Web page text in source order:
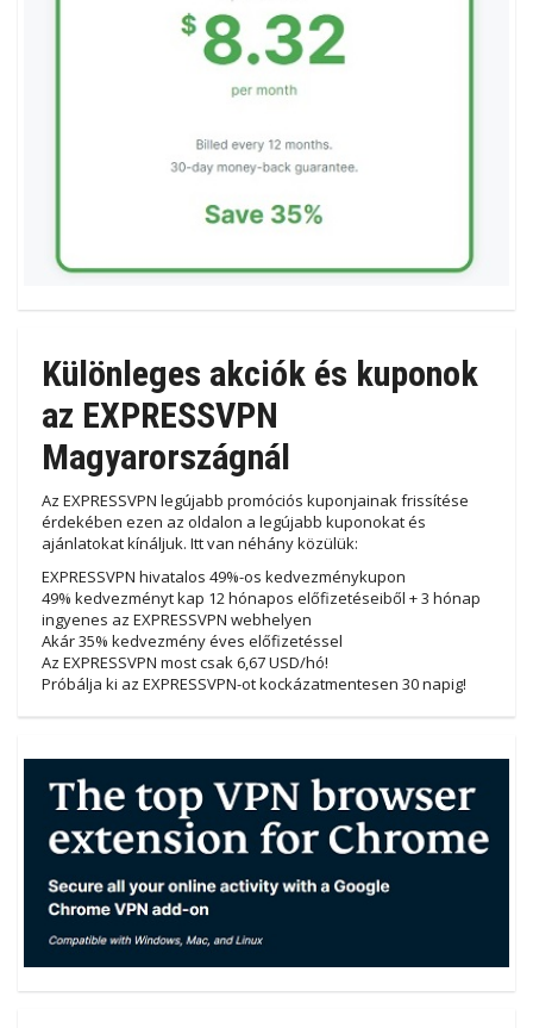
Különleges akciók és kuponok
az EXPRESSVPN
Magyarországnál
Az EXPRESSVPN legújabb promóciós kuponjainak frissítése
érdekében ezen az oldalon a legújabb kuponokat és
ajánlatokat kínáljuk. Itt van néhány közülük:
EXPRESSVPN hivatalos 49%-os kedvezménykupon
49% kedvezményt kap 12 hónapos előfizetéseiből + 3 hónap
ingyenes az EXPRESSVPN webhelyen
Akár 35% kedvezmény éves előfizetéssel
Az EXPRESSVPN most csak 6,67 USD/hó!
Próbálja ki az EXPRESSVPN-ot kockázatmentesen 30 napig!